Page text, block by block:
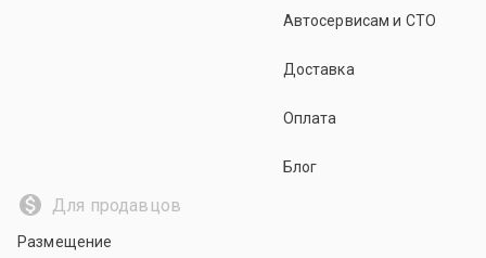
Автосервисам и СТО
Доставка
Оплата
Блог
Для продавцов
Размещение